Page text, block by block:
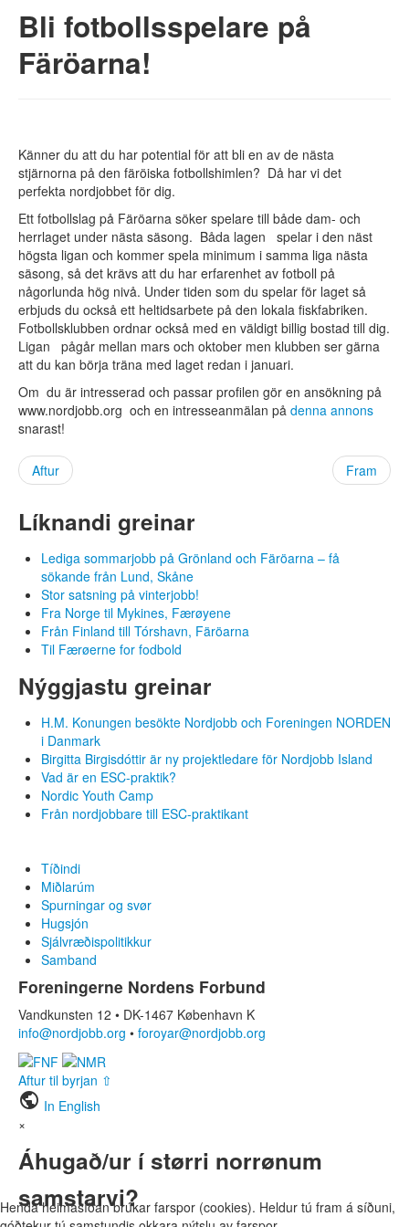
Hví Nordjobb?
Frásøgnir
Spurningar og svør
Hvat er Nordjobb?
Mentan og frítíð
Útleigan
Spurningar og svør
Frásøgnir
Hugsjón
Søga Nordjobbs
Tak lut
Kunning
Kunning
Tíðindi
Miðlarúm
Hagtøl
Samband
Søk starv
Fyri arbeiðsgevarar
Um Nordjobb
Kunning
Samband
Almenn umsókn
Rita inn
Mál:
NO
FI
IS
FO
KL
Bli fotbollsspelare på
Färöarna!
Känner du att du har potential för att bli en av de nästa
stjärnorna på den färöiska fotbollshimlen? Då har vi det
perfekta nordjobbet för dig.
Ett fotbollslag på Färöarna söker spelare till både dam- och
herrlaget under nästa säsong. Båda lagen spelar i den näst
högsta ligan och kommer spela minimum i samma liga nästa
säsong, så det krävs att du har erfarenhet av fotboll på
någorlunda hög nivå. Under tiden som du spelar för laget så
erbjuds du också ett heltidsarbete på den lokala fiskfabriken.
Fotbollsklubben ordnar också med en väldigt billig bostad till dig.
Ligan pågår mellan mars och oktober men klubben ser gärna
att du kan börja träna med laget redan i januari.
Om du är intresserad och passar profilen gör en ansökning på
www.nordjobb.org och en intresseanmälan på denna annons
snarast!
Aftur Fram
Líknandi greinar
Lediga sommarjobb på Grönland och Färöarna – få
sökande från Lund, Skåne
Stor satsning på vinterjobb!
Fra Norge til Mykines, Færøyene
Från Finland till Tórshavn, Färöarna
Til Færøerne for fodbold
Nýggjastu greinar
H.M. Konungen besökte Nordjobb och Foreningen NORDEN
i Danmark
Birgitta Birgisdóttir är ny projektledare för Nordjobb Island
Vad är en ESC-praktik?
Nordic Youth Camp
Från nordjobbare till ESC-praktikant
Tíðindi
Miðlarúm
Spurningar og svør
Hugsjón
Sjálvræðispolitikkur
Samband
Foreningerne Nordens Forbund
Vandkunsten 12 • DK-1467 København K
info@nordjobb.org • foroyar@nordjobb.org
Aftur til byrjan ⇧
public In English
×
Áhugað/ur í størri norrønum
samstarvi?
Henda heimasíðan brúkar farspor (cookies). Heldur tú fram á síðuni,